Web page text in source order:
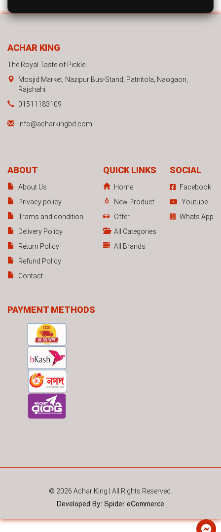
ACHAR KING
The Royal Taste of Pickle
Mosjid Market, Nazipur Bus-Stand, Patnitola, Naogaon,
Rajshahi.
01511183109
info@acharkingbd.com
ABOUT
About Us
Privacy policy
Trams and condition
Delivery Policy
Return Policy
Refund Policy
Contact
QUICK LINKS
Home
New Product
Offer
All Categories
All Brands
SOCIAL
Facebook
Youtube
Whats App
PAYMENT METHODS
© 2026 Achar King | All Rights Reserved.
Developed By: Spider eCommerce